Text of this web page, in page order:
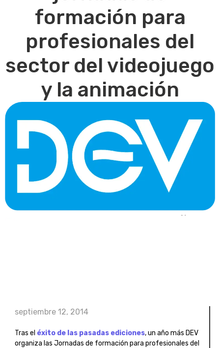
formación para
profesionales del
sector del videojuego
y la animación
septiembre 12, 2014
Tras el éxito de las pasadas ediciones, un año más DEV
organiza las Jornadas de formación para profesionales del